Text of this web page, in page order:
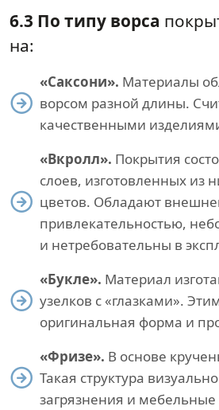
6.3 По типу ворса
на:
«Саксони». Материалы
ворсом разной длины.
качественными
«Вкролл». Покрытия
слоев, изготовленных из
цветов. Обладают
привлекательностью,
и нетребовательны в
«Букле». Материал
узелков с «глазками».
оригинальная форма и
«Фризе». В основе
Такая структура
загрязнения и мебельные